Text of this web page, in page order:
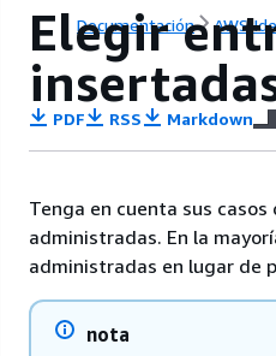
Documentación AWS
Elegir
PDF RSS Markdown
Tenga en cuenta sus
administradas. En la
administradas en lugar de
nota